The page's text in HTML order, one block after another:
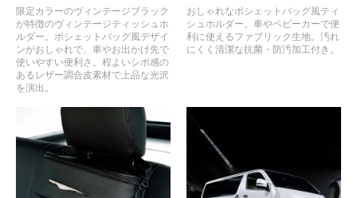
限定カラーのヴィンテージブラック
が特徴のヴィンテージティッシュホ
ルダー。ポシェットバッグ風デザイ
ンがおしゃれで、車やお出かけ先で
使いやすい便利さ。程よいシボ感の
あるレザー調合皮素材で上品な光沢
を演出。
おしゃれなポシェットバッグ風ティ
シュホルダー。車やベビーカーで便
利に使えるファブリック生地。汚れ
にくく清潔な抗菌・防汚加工付き。